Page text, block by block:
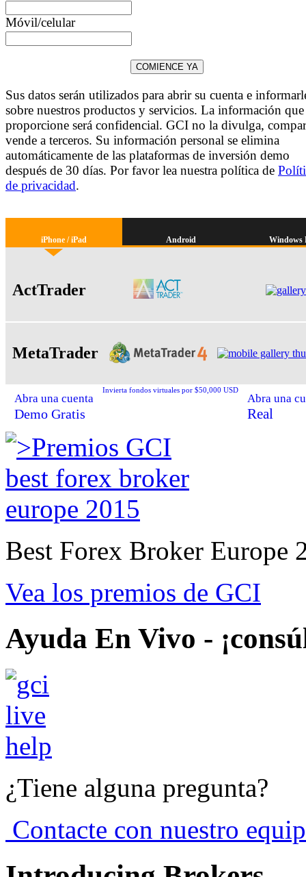
Móvil/celular
Sus datos serán utilizados para abrir su cuenta e
sobre nuestros productos y servicios. La información que
proporcione será confidencial. GCI no la divulga,
vende a terceros. Su información personal se elimina
automáticamente de las plataformas de inversión demo
después de 30 días. Por favor lea nuestra política de
de privacidad.
iPhone / iPad Android Windows
ActTrader
MetaTrader
Abra una cuenta
Demo Gratis
Invierta fondos virtuales por $50,000 USD
Abra una
Real
Best Forex Broker Europe
Vea los premios de GCI
Ayuda En Vivo -
¿Tiene alguna pregunta?
Contacte con nuestro